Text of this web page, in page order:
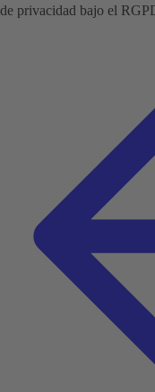
de privacidad bajo el